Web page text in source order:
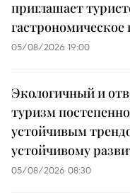
приглашает
гастрономическое
05/08/2026 19:00
Экологичный и
туризм
устойчивым
устойчивому
05/08/2026 08:30